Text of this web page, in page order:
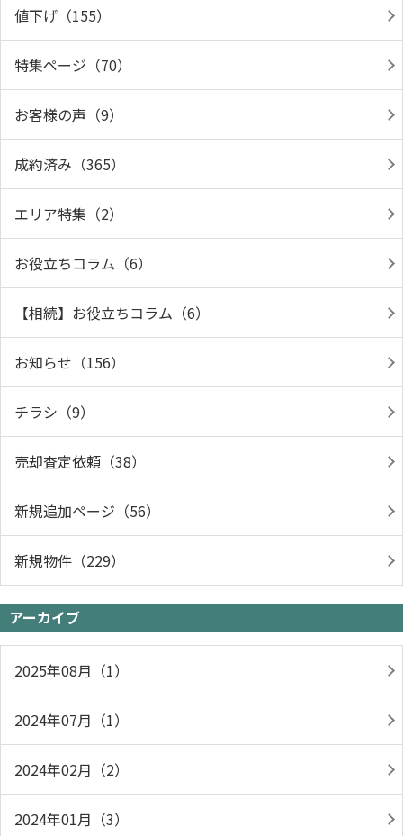
値下げ（155）
特集ページ（70）
お客様の声（9）
成約済み（365）
エリア特集（2）
お役立ちコラム（6）
【相続】お役立ちコラム（6）
お知らせ（156）
チラシ（9）
売却査定依頼（38）
新規追加ページ（56）
新規物件（229）
アーカイブ
2025年08月（1）
2024年07月（1）
2024年02月（2）
2024年01月（3）